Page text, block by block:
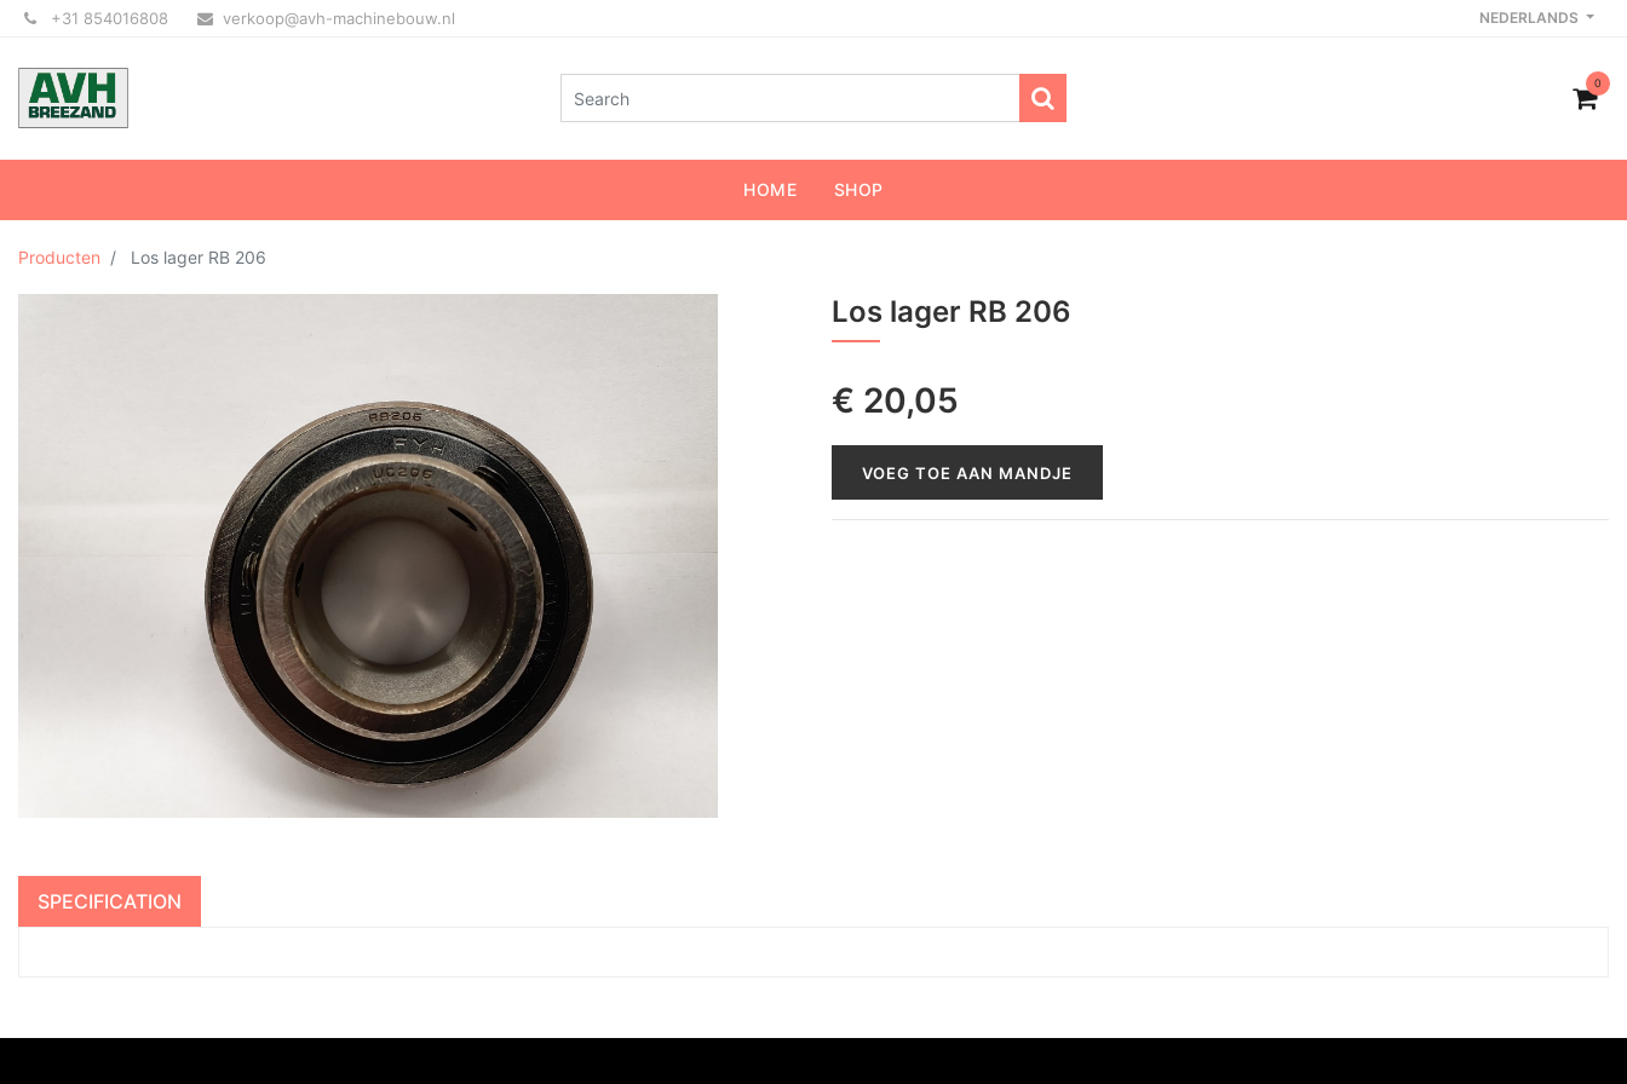
+31 854016808 verkoop@avh-machinebouw.nl NEDERLANDS
0
HOME SHOP
Producten Los lager RB 206
Los lager RB 206
€ 20,05
VOEG TOE AAN MANDJE
SPECIFICATION